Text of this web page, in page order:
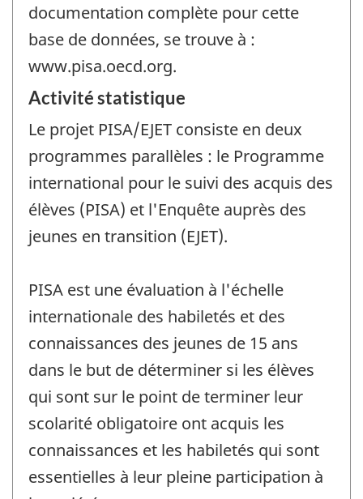
documentation complète pour cette
base de données, se trouve à :
www.pisa.oecd.org.
Activité statistique
Le projet PISA/EJET consiste en deux
programmes parallèles : le Programme
international pour le suivi des acquis des
élèves (PISA) et l'Enquête auprès des
jeunes en transition (EJET).
PISA est une évaluation à l'échelle
internationale des habiletés et des
connaissances des jeunes de 15 ans
dans le but de déterminer si les élèves
qui sont sur le point de terminer leur
scolarité obligatoire ont acquis les
connaissances et les habiletés qui sont
essentielles à leur pleine participation à